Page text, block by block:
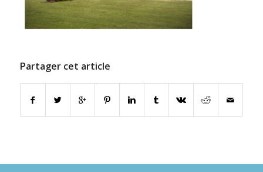
Partager cet article